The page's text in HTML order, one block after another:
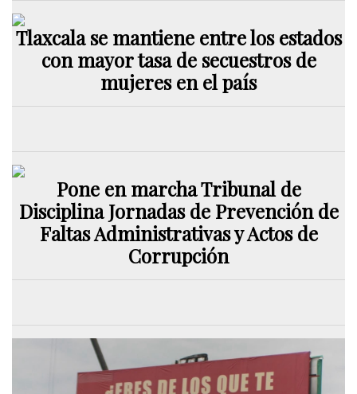
Tlaxcala se mantiene entre los estados
con mayor tasa de secuestros de
mujeres en el país
Pone en marcha Tribunal de
Disciplina Jornadas de Prevención de
Faltas Administrativas y Actos de
Corrupción